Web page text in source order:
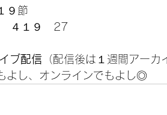
９節
４１９　27
ブ配信 （配信後は１週間アー
よし、オンラインでもよし◎